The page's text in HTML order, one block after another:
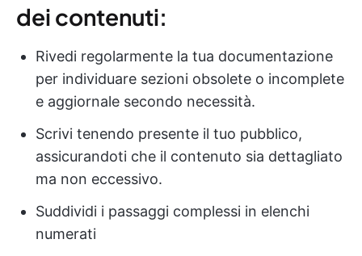
dei contenuti:
Rivedi regolarmente la tua documentazione
per individuare sezioni obsolete o incomplete
e aggiornale secondo necessità.
Scrivi tenendo presente il tuo pubblico,
assicurandoti che il contenuto sia dettagliato
ma non eccessivo.
Suddividi i passaggi complessi in elenchi
numerati